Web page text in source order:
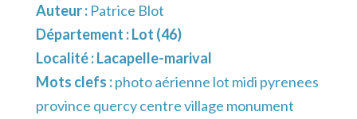
Auteur : Patrice Blot
Département :Lot (46)
Localité :Lacapelle-marival
Mots clefs :photo aérienne lot midi pyrenees
province quercy centre village monument